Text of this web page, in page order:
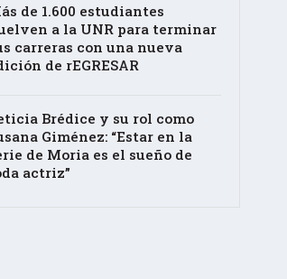
de 1.600 estudiantes
a la UNR para terminar
carreras con una nueva
de rEGRESAR
Brédice y su rol como
Giménez: “Estar en la
de Moria es el sueño de
actriz”